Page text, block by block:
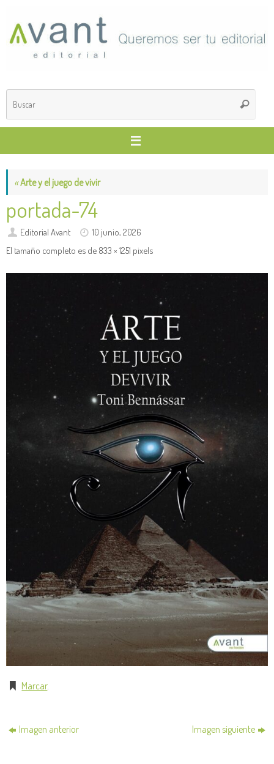
contenido
Buscar
«Arte y el juego de vivir
portada-74
Editorial Avant
10 junio, 2026
El tamaño completo es de 833 × 1251 pixels
Marcar.
Imagen anterior Imagen siguiente